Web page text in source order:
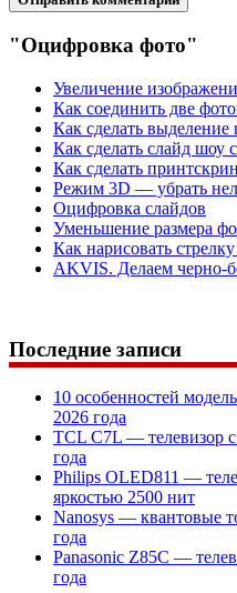
"Оцифровка фото"
Увеличение
Как соединить две
Как сделать
Как сделать слайд шоу
Как сделать
Режим 3D — убрать
Оцифровка слайдов
Уменьшение размера
Как нарисовать
AKVIS. Делаем черно-
Последние записи
10 особенностей
2026 года
TCL C7L — телевизор
года
Philips OLED811 —
яркостью 2500 нит
Nanosys — квантовые
года
Panasonic Z85C —
года